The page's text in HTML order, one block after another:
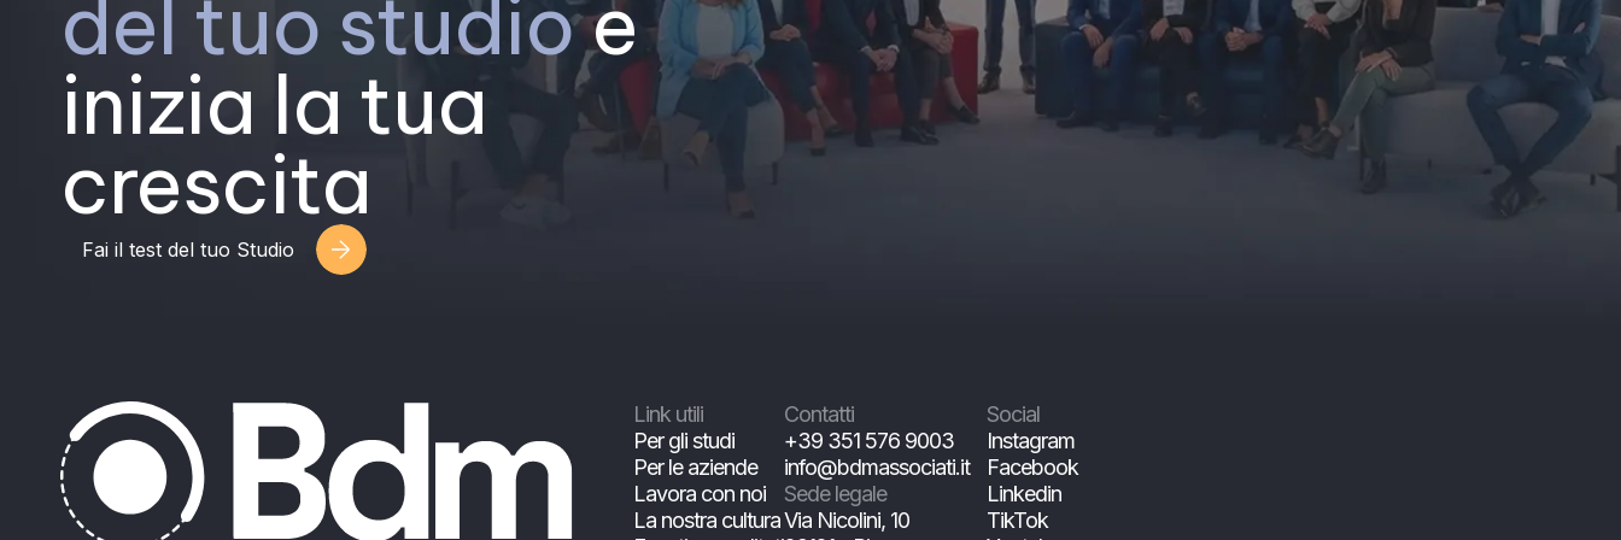
del tuo studioe
inizia la tua
crescita
Fai il test del tuo Studio
Link utili
Per gli studi
Per le aziende
Lavora con noi
La nostra cultura
Contatti
+39 351 576 9003
info@bdmassociati.it
Sede legale
Via Nicolini, 10
Social
Instagram
Facebook
Linkedin
TikTok